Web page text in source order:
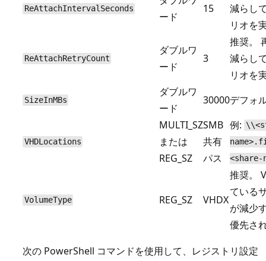
ReAttachIntervalSeconds
ード
15
減らし
リオを
ReAttachRetryCount
ダブルワ
ード
3
推奨。
減らし
リオを
SizeInMBs
ダブルワ
ード
30000デフォ
VHDLocations
MULTI_SZ
または
REG_SZ
SMB
共有
パス
例:
<share-
VolumeType REG_SZ VHDX
推奨。
ている
が減少
優先さ
次の PowerShell コマンドを使用して、レジストリ設定